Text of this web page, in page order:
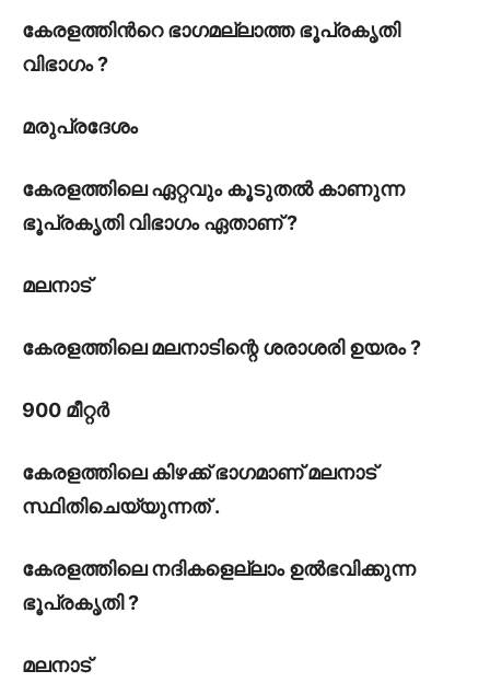
കേരളത്തിൻറെ ഭാഗമല്ലാത്ത ഭൂപ്രകൃതി
വിഭാഗം ?
മരുപ്രദേശം
കേരളത്തിലെ ഏറ്റവും കൂടുതൽ കാണുന്ന
ഭൂപ്രകൃതി വിഭാഗം ഏതാണ് ?
മലനാട്
കേരളത്തിലെ മലനാടിന്റെ ശരാശരി ഉയരം ?
900 മീറ്റർ
കേരളത്തിലെ കിഴക്ക് ഭാഗമാണ് മലനാട്
സ്ഥിതിചെയ്യുന്നത് .
കേരളത്തിലെ നദികളെല്ലാം ഉൽഭവിക്കുന്ന
ഭൂപ്രകൃതി ?
മലനാട്